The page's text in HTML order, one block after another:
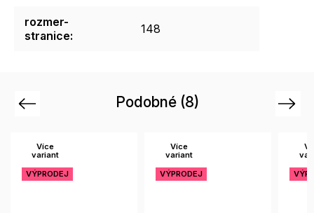
rozmer-
stranice: 148
Podobné (8)
Previous
Více
variant
VÝPRODEJ
Více
variant
VÝPRODEJ
Next